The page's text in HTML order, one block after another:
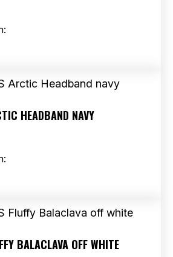
HEADBAND NAVY
BALACLAVA OFF WHITE